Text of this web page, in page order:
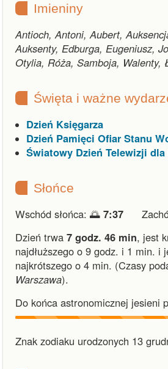
Imieniny
Antioch, Antoni, Aubert,
Auksenty, Edburga, Eugeniusz,
Otylia, Róża, Samboja, Walenty,
Święta i ważne
Dzień Księgarza
Dzień Pamięci Ofiar Stanu
Światowy Dzień Telewizji dla
Słońce
Wschód słońca: 🌅 7:37
Dzień trwa 7 godz. 46 min, jest
najdłuższego o 9 godz. i 1 min. i
najkrótszego o 4 min. (Czasy
Warszawa).
Do końca astronomicznej jesieni
Znak zodiaku urodzonych 13